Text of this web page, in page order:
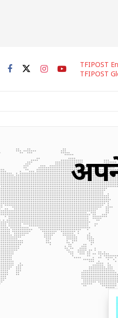
TFIPOST
TFIPOST